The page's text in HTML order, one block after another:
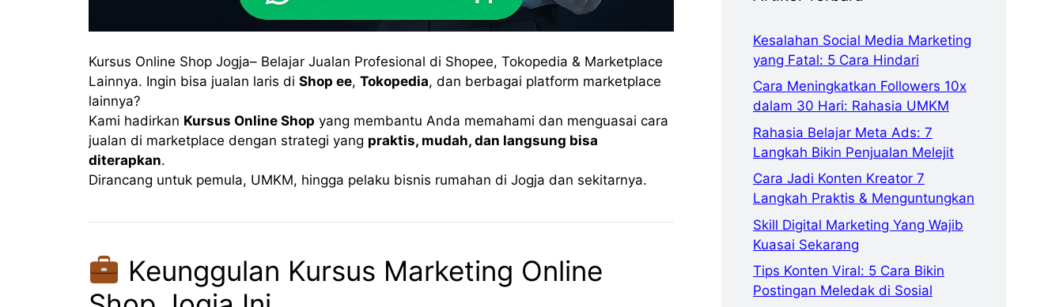
Kursus Online Shop Jogja– Belajar Jualan Profesional di Shopee, Tokopedia & Marketplace
Lainnya. Ingin bisa jualan laris di Shop ee, Tokopedia, dan berbagai platform marketplace
lainnya?
Kami hadirkan Kursus Online Shop yang membantu Anda memahami dan menguasai cara
jualan di marketplace dengan strategi yang praktis, mudah, dan langsung bisa
diterapkan.
Dirancang untuk pemula, UMKM, hingga pelaku bisnis rumahan di Jogja dan sekitarnya.
Keunggulan Kursus Marketing Online
Kesalahan Social Media Marketing
yang Fatal: 5 Cara Hindari
Cara Meningkatkan Followers 10x
dalam 30 Hari: Rahasia UMKM
Rahasia Belajar Meta Ads: 7
Langkah Bikin Penjualan Melejit
Cara Jadi Konten Kreator 7
Langkah Praktis & Menguntungkan
Skill Digital Marketing Yang Wajib
Kuasai Sekarang
Tips Konten Viral: 5 Cara Bikin
Postingan Meledak di Sosial